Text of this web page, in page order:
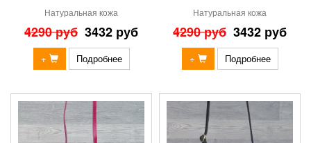
Натуральная кожа
4290 руб 3432 руб
+ Подробнее
Натуральная кожа
4290 руб 3432 руб
+ Подробнее